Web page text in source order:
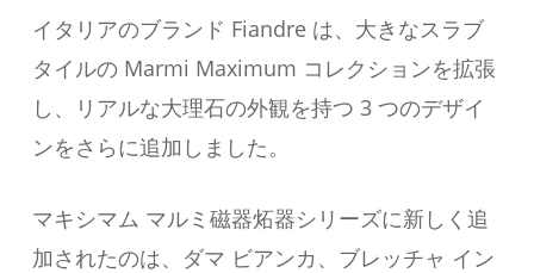
イタリアのブランド Fiandre は、大きなスラブ
タイルの Marmi Maximum コレクションを拡張
し、リアルな大理石の外観を持つ 3 つのデザイ
ンをさらに追加しました。
マキシマム マルミ磁器炻器シリーズに新しく追
加されたのは、ダマ ビアンカ、ブレッチャ イン